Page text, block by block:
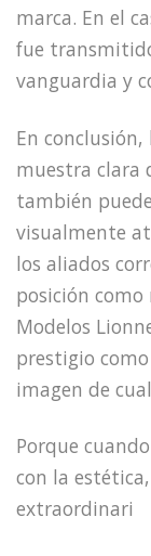
marca. En el
fue
vanguardia y
En
muestra clara
también
visualmente
los aliados
posición
Modelos
prestigio
imagen de
Porque
con la
extraordinari